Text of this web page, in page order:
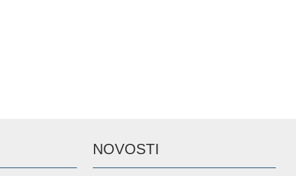
NOVOSTI